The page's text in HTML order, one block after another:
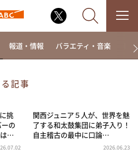
けど・・・
バラエティ！～ やすとものいたっ
報道・情報 バラエティ・音楽 ド
記事
挑
の
は…
関西ジュニア５人が、世界を魅
了する和太鼓集団に弟子入り！
自主稽古の最中に口論…
2026.06.23